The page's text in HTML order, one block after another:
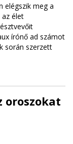
elégszik meg a
az élet
írónő ad számot
során szerzett
oroszokat